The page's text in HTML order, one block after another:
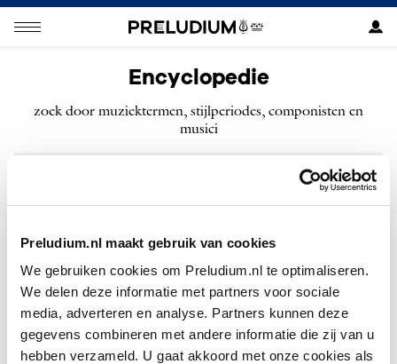
Preludium.nl maakt gebruik van cookies
We gebruiken cookies om Preludium.nl te optimaliseren.
We delen deze informatie met partners voor sociale
media, adverteren en analyse. Partners kunnen deze
gegevens combineren met andere informatie die zij van u
hebben verzameld. U gaat akkoord met onze cookies als
Encyclopedie
zoek door muziektermen, stijlperiodes, componisten en
musici
ZOEKEN
Geen resultaten gevonden voor “”.